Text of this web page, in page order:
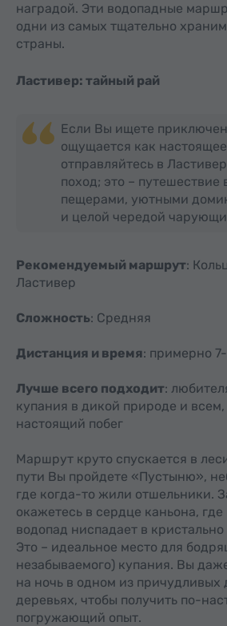
наградой. Эти водопадные
одни из самых тщательно
страны.
Ластивер: тайный рай
Если Вы ищете
ощущается как
отправляйтесь в
поход; это –
пещерами, уютными
и целой чередой
Рекомендуемый маршрут:
Ластивер
Сложность: Средняя
Дистанция и время: примерно
Лучше всего подходит:
купания в дикой природе и
настоящий побег
Маршрут круто спускается в
пути Вы пройдете «Пустыню»,
где когда-то жили отшельники.
окажетесь в сердце каньона,
водопад ниспадает в
Это – идеальное место для
незабываемого) купания. Вы
на ночь в одном из причудливых
деревьях, чтобы получить по-
погружающий опыт.